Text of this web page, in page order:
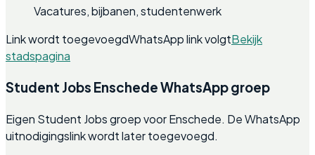
Vacatures, bijbanen, studentenwerk
Link wordt toegevoegdWhatsApp link volgtBekijk
stadspagina
Student Jobs Enschede WhatsApp groep
Eigen Student Jobs groep voor Enschede. De WhatsApp
uitnodigingslink wordt later toegevoegd.